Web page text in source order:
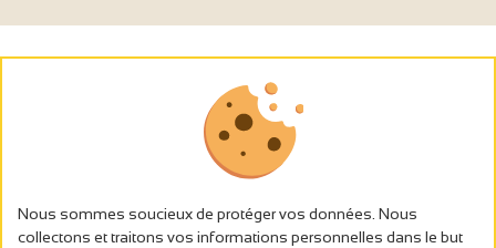
Nous sommes soucieux de protéger vos données. Nous
collectons et traitons vos informations personnelles dans le but